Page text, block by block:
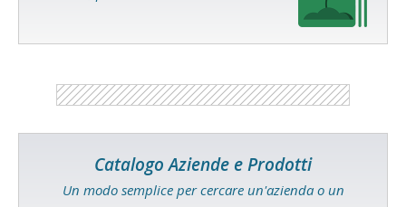
Catalogo Aziende e Prodotti
Un modo semplice per cercare un'azienda o un